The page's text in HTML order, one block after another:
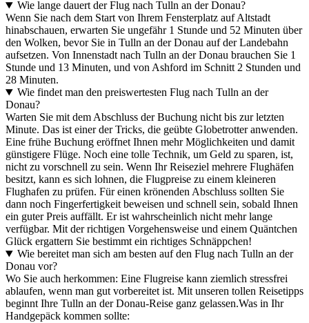
Wie lange dauert der Flug nach Tulln an der Donau?
Wenn Sie nach dem Start von Ihrem Fensterplatz auf Altstadt
hinabschauen, erwarten Sie ungefähr 1 Stunde und 52 Minuten über
den Wolken, bevor Sie in Tulln an der Donau auf der Landebahn
aufsetzen. Von Innenstadt nach Tulln an der Donau brauchen Sie 1
Stunde und 13 Minuten, und von Ashford im Schnitt 2 Stunden und
28 Minuten.
Wie findet man den preiswertesten Flug nach Tulln an der
Donau?
Warten Sie mit dem Abschluss der Buchung nicht bis zur letzten
Minute. Das ist einer der Tricks, die geübte Globetrotter anwenden.
Eine frühe Buchung eröffnet Ihnen mehr Möglichkeiten und damit
günstigere Flüge. Noch eine tolle Technik, um Geld zu sparen, ist,
nicht zu vorschnell zu sein. Wenn Ihr Reiseziel mehrere Flughäfen
besitzt, kann es sich lohnen, die Flugpreise zu einem kleineren
Flughafen zu prüfen. Für einen krönenden Abschluss sollten Sie
dann noch Fingerfertigkeit beweisen und schnell sein, sobald Ihnen
ein guter Preis auffällt. Er ist wahrscheinlich nicht mehr lange
verfügbar. Mit der richtigen Vorgehensweise und einem Quäntchen
Glück ergattern Sie bestimmt ein richtiges Schnäppchen!
Wie bereitet man sich am besten auf den Flug nach Tulln an der
Donau vor?
Wo Sie auch herkommen: Eine Flugreise kann ziemlich stressfrei
ablaufen, wenn man gut vorbereitet ist. Mit unseren tollen Reisetipps
beginnt Ihre Tulln an der Donau-Reise ganz gelassen.Was in Ihr
Handgepäck kommen sollte: